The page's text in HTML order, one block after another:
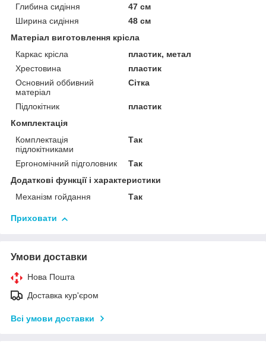
Глибина сидіння
47 см
Ширина сидіння
48 см
Матеріал виготовлення крісла
Каркас крісла
пластик, метал
Хрестовина
пластик
Основний оббивний
матеріал
Сітка
Підлокітник
пластик
Комплектація
Комплектація
підлокітниками
Так
Ергономічний підголовник
Так
Додаткові функції і характеристики
Механізм гойдання
Так
Приховати
Умови доставки
Нова Пошта
Доставка кур'єром
Всі умови доставки